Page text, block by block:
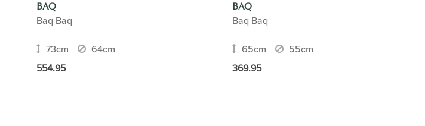
BAQ
Baq Baq
73cm
64cm
554.95
BAQ
Baq Baq
65cm
55cm
369.95